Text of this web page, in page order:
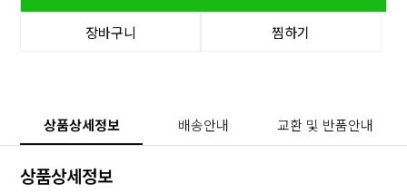
장바구니 찜하기
상품상세정보 배송안내 교환 및 반품안내
상품상세정보